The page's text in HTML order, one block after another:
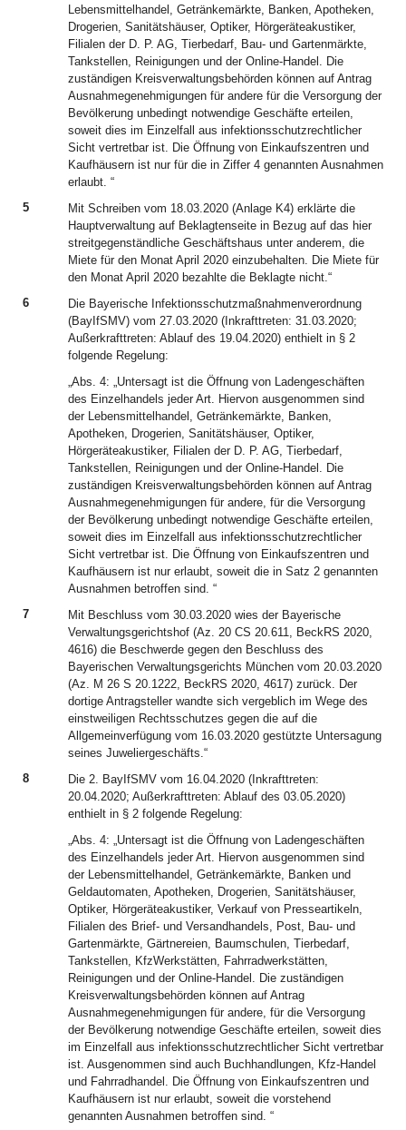
Lebensmittelhandel, Getränkemärkte, Banken, Apotheken,
Drogerien, Sanitätshäuser, Optiker, Hörgeräteakustiker,
Filialen der D. P. AG, Tierbedarf, Bau- und Gartenmärkte,
Tankstellen, Reinigungen und der Online-Handel. Die
zuständigen Kreisverwaltungsbehörden können auf Antrag
Ausnahmegenehmigungen für andere für die Versorgung der
Bevölkerung unbedingt notwendige Geschäfte erteilen,
soweit dies im Einzelfall aus infektionsschutzrechtlicher
Sicht vertretbar ist. Die Öffnung von Einkaufszentren und
Kaufhäusern ist nur für die in Ziffer 4 genannten Ausnahmen
erlaubt. “
5
Mit Schreiben vom 18.03.2020 (Anlage K4) erklärte die
Hauptverwaltung auf Beklagtenseite in Bezug auf das hier
streitgegenständliche Geschäftshaus unter anderem, die
Miete für den Monat April 2020 einzubehalten. Die Miete für
den Monat April 2020 bezahlte die Beklagte nicht.“
6
Die Bayerische Infektionsschutzmaßnahmenverordnung
(BayIfSMV) vom 27.03.2020 (Inkrafttreten: 31.03.2020;
Außerkrafttreten: Ablauf des 19.04.2020) enthielt in § 2
folgende Regelung:
„Abs. 4: „Untersagt ist die Öffnung von Ladengeschäften
des Einzelhandels jeder Art. Hiervon ausgenommen sind
der Lebensmittelhandel, Getränkemärkte, Banken,
Apotheken, Drogerien, Sanitätshäuser, Optiker,
Hörgeräteakustiker, Filialen der D. P. AG, Tierbedarf,
Tankstellen, Reinigungen und der Online-Handel. Die
zuständigen Kreisverwaltungsbehörden können auf Antrag
Ausnahmegenehmigungen für andere, für die Versorgung
der Bevölkerung unbedingt notwendige Geschäfte erteilen,
soweit dies im Einzelfall aus infektionsschutzrechtlicher
Sicht vertretbar ist. Die Öffnung von Einkaufszentren und
Kaufhäusern ist nur erlaubt, soweit die in Satz 2 genannten
Ausnahmen betroffen sind. “
7
Mit Beschluss vom 30.03.2020 wies der Bayerische
Verwaltungsgerichtshof (Az. 20 CS 20.611, BeckRS 2020,
4616) die Beschwerde gegen den Beschluss des
Bayerischen Verwaltungsgerichts München vom 20.03.2020
(Az. M 26 S 20.1222, BeckRS 2020, 4617) zurück. Der
dortige Antragsteller wandte sich vergeblich im Wege des
einstweiligen Rechtsschutzes gegen die auf die
Allgemeinverfügung vom 16.03.2020 gestützte Untersagung
seines Juweliergeschäfts.“
8
Die 2. BayIfSMV vom 16.04.2020 (Inkrafttreten:
20.04.2020; Außerkrafttreten: Ablauf des 03.05.2020)
enthielt in § 2 folgende Regelung:
„Abs. 4: „Untersagt ist die Öffnung von Ladengeschäften
des Einzelhandels jeder Art. Hiervon ausgenommen sind
der Lebensmittelhandel, Getränkemärkte, Banken und
Geldautomaten, Apotheken, Drogerien, Sanitätshäuser,
Optiker, Hörgeräteakustiker, Verkauf von Presseartikeln,
Filialen des Brief- und Versandhandels, Post, Bau- und
Gartenmärkte, Gärtnereien, Baumschulen, Tierbedarf,
Tankstellen, KfzWerkstätten, Fahrradwerkstätten,
Reinigungen und der Online-Handel. Die zuständigen
Kreisverwaltungsbehörden können auf Antrag
Ausnahmegenehmigungen für andere, für die Versorgung
der Bevölkerung notwendige Geschäfte erteilen, soweit dies
im Einzelfall aus infektionsschutzrechtlicher Sicht vertretbar
ist. Ausgenommen sind auch Buchhandlungen, Kfz-Handel
und Fahrradhandel. Die Öffnung von Einkaufszentren und
Kaufhäusern ist nur erlaubt, soweit die vorstehend
genannten Ausnahmen betroffen sind. “